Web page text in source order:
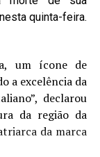
quinta-feira.
um ícone de
a excelência da
declarou
da região da
da marca